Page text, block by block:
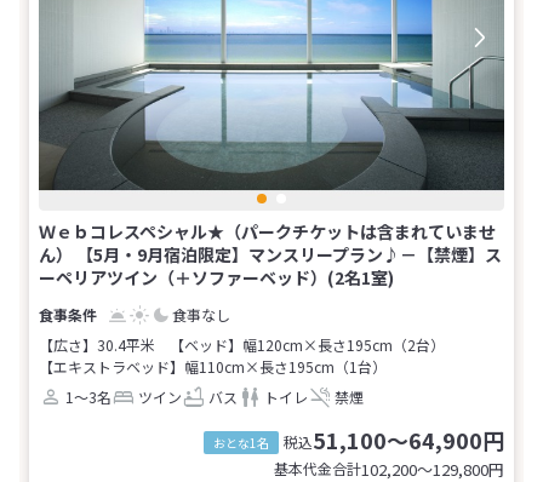
Ｗｅｂコレスペシャル★（パークチケットは含まれていませ
ん） 【5月・9月宿泊限定】マンスリープラン♪－【禁煙】ス
ーペリアツイン（＋ソファーベッド）(2名1室)
食事なし
【広さ】30.4平米
【ベッド】幅120cm×長さ195cm（2台）
【エキストラベッド】幅110cm×長さ195cm（1台）
1～3名
ツイン バス トイレ 禁煙
おとな1名 税込51,100～64,900円
基本代金合計102,200〜129,800円